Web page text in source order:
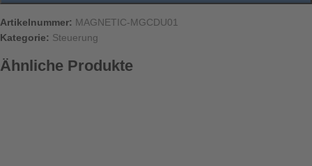
Artikelnummer: MAGNETIC-MGCDU01
Kategorie: Steuerung
Ähnliche Produkte